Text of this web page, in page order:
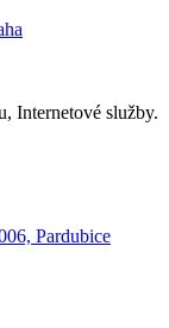
Internetové služby.
Pardubice